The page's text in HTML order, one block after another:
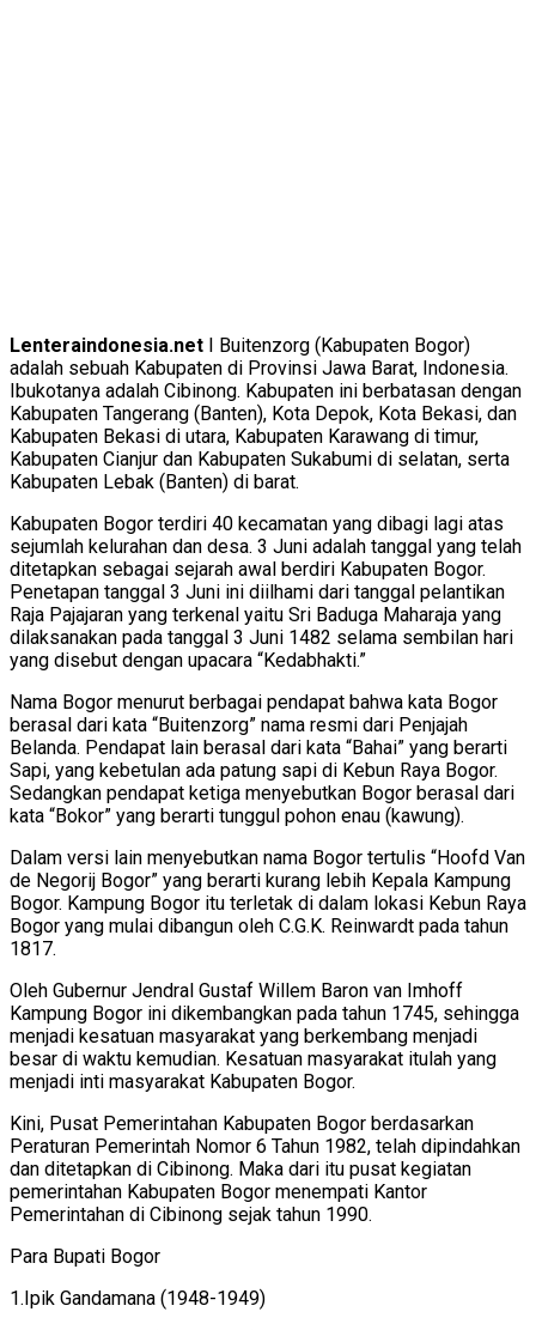
Lenteraindonesia.net I Buitenzorg (Kabupaten Bogor)
adalah sebuah Kabupaten di Provinsi Jawa Barat, Indonesia.
Ibukotanya adalah Cibinong. Kabupaten ini berbatasan dengan
Kabupaten Tangerang (Banten), Kota Depok, Kota Bekasi, dan
Kabupaten Bekasi di utara, Kabupaten Karawang di timur,
Kabupaten Cianjur dan Kabupaten Sukabumi di selatan, serta
Kabupaten Lebak (Banten) di barat.
Kabupaten Bogor terdiri 40 kecamatan yang dibagi lagi atas
sejumlah kelurahan dan desa. 3 Juni adalah tanggal yang telah
ditetapkan sebagai sejarah awal berdiri Kabupaten Bogor.
Penetapan tanggal 3 Juni ini diilhami dari tanggal pelantikan
Raja Pajajaran yang terkenal yaitu Sri Baduga Maharaja yang
dilaksanakan pada tanggal 3 Juni 1482 selama sembilan hari
yang disebut dengan upacara “Kedabhakti.”
Nama Bogor menurut berbagai pendapat bahwa kata Bogor
berasal dari kata “Buitenzorg” nama resmi dari Penjajah
Belanda. Pendapat lain berasal dari kata “Bahai” yang berarti
Sapi, yang kebetulan ada patung sapi di Kebun Raya Bogor.
Sedangkan pendapat ketiga menyebutkan Bogor berasal dari
kata “Bokor” yang berarti tunggul pohon enau (kawung).
Dalam versi lain menyebutkan nama Bogor tertulis “Hoofd Van
de Negorij Bogor” yang berarti kurang lebih Kepala Kampung
Bogor. Kampung Bogor itu terletak di dalam lokasi Kebun Raya
Bogor yang mulai dibangun oleh C.G.K. Reinwardt pada tahun
1817.
Oleh Gubernur Jendral Gustaf Willem Baron van Imhoff
Kampung Bogor ini dikembangkan pada tahun 1745, sehingga
menjadi kesatuan masyarakat yang berkembang menjadi
besar di waktu kemudian. Kesatuan masyarakat itulah yang
menjadi inti masyarakat Kabupaten Bogor.
Kini, Pusat Pemerintahan Kabupaten Bogor berdasarkan
Peraturan Pemerintah Nomor 6 Tahun 1982, telah dipindahkan
dan ditetapkan di Cibinong. Maka dari itu pusat kegiatan
pemerintahan Kabupaten Bogor menempati Kantor
Pemerintahan di Cibinong sejak tahun 1990.
Para Bupati Bogor
1.Ipik Gandamana (1948-1949)